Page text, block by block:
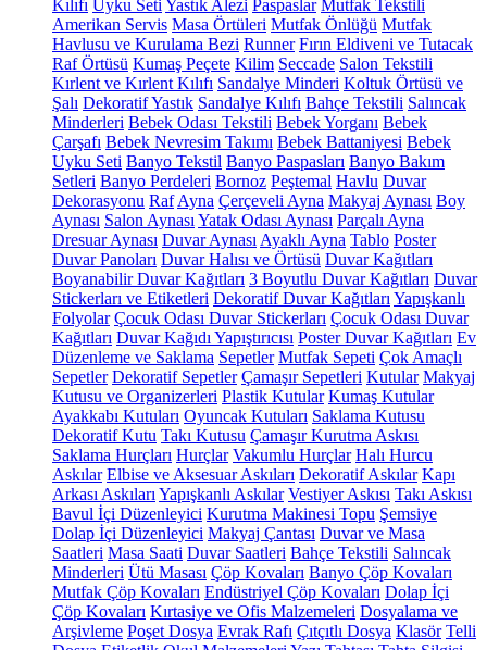
Kılıfı Uyku Seti Yastık Alezi Paspaslar Mutfak Tekstili
Amerikan Servis Masa Örtüleri Mutfak Önlüğü Mutfak
Havlusu ve Kurulama Bezi Runner Fırın Eldiveni ve Tutacak
Raf Örtüsü Kumaş Peçete Kilim Seccade Salon Tekstili
Kırlent ve Kırlent Kılıfı Sandalye Minderi Koltuk Örtüsü ve
Şalı Dekoratif Yastık Sandalye Kılıfı Bahçe Tekstili Salıncak
Minderleri Bebek Odası Tekstili Bebek Yorganı Bebek
Çarşafı Bebek Nevresim Takımı Bebek Battaniyesi Bebek
Uyku Seti Banyo Tekstil Banyo Paspasları Banyo Bakım
Setleri Banyo Perdeleri Bornoz Peştemal Havlu Duvar
Dekorasyonu Raf Ayna Çerçeveli Ayna Makyaj Aynası Boy
Aynası Salon Aynası Yatak Odası Aynası Parçalı Ayna
Dresuar Aynası Duvar Aynası Ayaklı Ayna Tablo Poster
Duvar Panoları Duvar Halısı ve Örtüsü Duvar Kağıtları
Boyanabilir Duvar Kağıtları 3 Boyutlu Duvar Kağıtları Duvar
Stickerları ve Etiketleri Dekoratif Duvar Kağıtları Yapışkanlı
Folyolar Çocuk Odası Duvar Stickerları Çocuk Odası Duvar
Kağıtları Duvar Kağıdı Yapıştırıcısı Poster Duvar Kağıtları Ev
Düzenleme ve Saklama Sepetler Mutfak Sepeti Çok Amaçlı
Sepetler Dekoratif Sepetler Çamaşır Sepetleri Kutular Makyaj
Kutusu ve Organizerleri Plastik Kutular Kumaş Kutular
Ayakkabı Kutuları Oyuncak Kutuları Saklama Kutusu
Dekoratif Kutu Takı Kutusu Çamaşır Kurutma Askısı
Saklama Hurçları Hurçlar Vakumlu Hurçlar Halı Hurcu
Askılar Elbise ve Aksesuar Askıları Dekoratif Askılar Kapı
Arkası Askıları Yapışkanlı Askılar Vestiyer Askısı Takı Askısı
Bavul İçi Düzenleyici Kurutma Makinesi Topu Şemsiye
Dolap İçi Düzenleyici Makyaj Çantası Duvar ve Masa
Saatleri Masa Saati Duvar Saatleri Bahçe Tekstili Salıncak
Minderleri Ütü Masası Çöp Kovaları Banyo Çöp Kovaları
Mutfak Çöp Kovaları Endüstriyel Çöp Kovaları Dolap İçi
Çöp Kovaları Kırtasiye ve Ofis Malzemeleri Dosyalama ve
Arşivleme Poşet Dosya Evrak Rafı Çıtçıtlı Dosya Klasör Telli